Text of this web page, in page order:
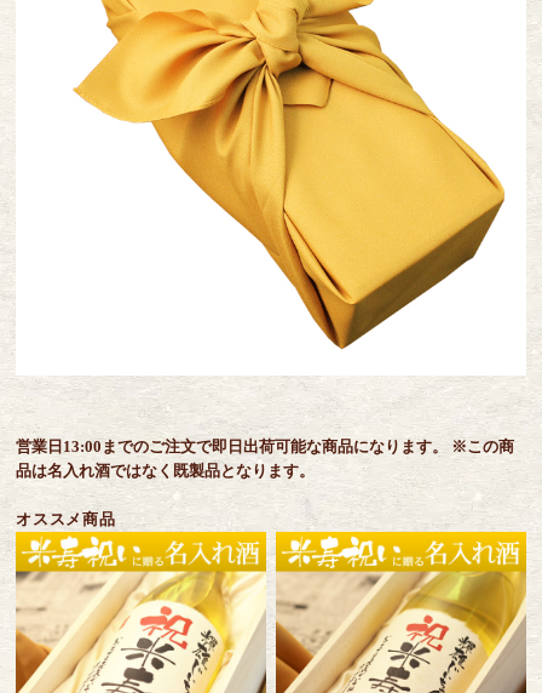
営業日13:00までのご注文で即日出荷可能な商品になります。 ※この商
品は名入れ酒ではなく既製品となります。
オススメ商品